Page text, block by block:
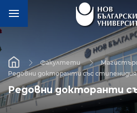
Факултети
Редовни докторанти със стипенидия
Редовни докторанти